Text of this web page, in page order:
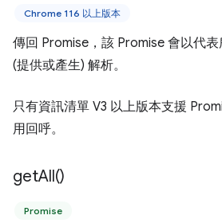
Chrome 116 以上版本
傳回 Promise，該 Promise 會以代
(提供或產生) 解析。
只有資訊清單 V3 以上版本支援
用回呼。
getAll()
Promise